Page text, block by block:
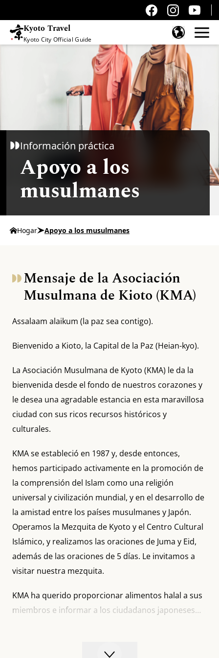
Kyoto Travel
Kyoto City Official Guide
Información práctica
Apoyo a los
musulmanes
Hogar Apoyo a los musulmanes
Mensaje de la Asociación
Musulmana de Kioto (KMA)
Assalaam alaikum (la paz sea contigo).
Bienvenido a Kioto, la Capital de la Paz (Heian-kyo).
La Asociación Musulmana de Kyoto (KMA) le da la
bienvenida desde el fondo de nuestros corazones y
le desea una agradable estancia en esta maravillosa
ciudad con sus ricos recursos históricos y
culturales.
KMA se estableció en 1987 y, desde entonces,
hemos participado activamente en la promoción de
la comprensión del Islam como una religión
universal y civilización mundial, y en el desarrollo de
la amistad entre los países musulmanes y Japón.
Operamos la Mezquita de Kyoto y el Centro Cultural
Islámico, y realizamos las oraciones de Juma y Eid,
además de las oraciones de 5 días. Le invitamos a
visitar nuestra mezquita.
KMA ha querido proporcionar alimentos halal a sus
miembros e informar a los ciudadanos japoneses
durante el Ramadán, celebramos un importante